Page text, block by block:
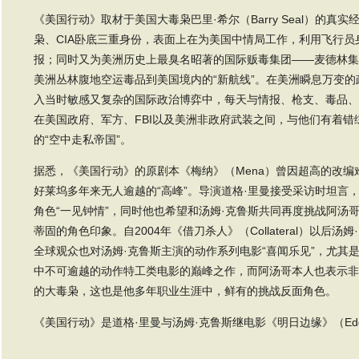
《美国行动》取材于美国大毒枭巴里·希尔（Barry Seal）的真实
枭、CIA卧底三重身份，表面上在为美国中情局工作，利用飞行
报；同时又为美洲历史上最臭名昭著的国际贩毒集团——麦德林
美洲丛林腹地空运毒品到美国境内的“新航线”。在美洲瞬息万变
入当时敏感又复杂的国际政治博弈中，每天与情报、枪支、毒品
在美国政府、军方、FBI以及美洲非政府武装之间，与他们有着
的“空中走私帝国”。
据悉，《美国行动》的原剧本《梅纳》（Mena）曾因超高的改
好莱坞多年来无人逾越的“高峰”。导演道格·里曼接受采访时坦言
角色“一见钟情”，同时他也希望和汤姆·克鲁斯共同再度挑战阿汤
蒂固的角色印象。自2004年《借刀杀人》（Collateral）以后汤姆
全球观众也对汤姆·克鲁斯主演的动作系列电影“喜闻乐见”，尤其
中不可逾越的动作特工类电影的巅峰之作，而阿汤哥本人也表示
的大毒枭，这也是他多年职业生涯中，鲜有的挑战反面角色。
《美国行动》是道格·里曼与汤姆·克鲁斯继电影《明日边缘》（